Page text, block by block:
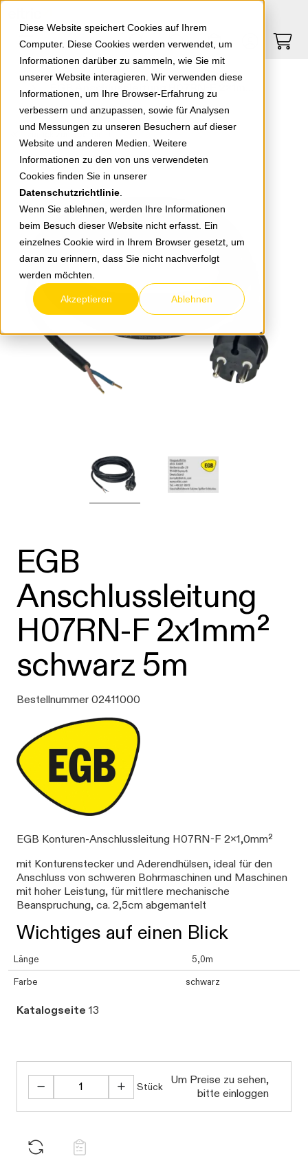
Diese Website speichert Cookies auf Ihrem
Computer. Diese Cookies werden verwendet, um
Informationen darüber zu sammeln, wie Sie mit
unserer Website interagieren. Wir verwenden diese
Informationen, um Ihre Browser-Erfahrung zu
verbessern und anzupassen, sowie für Analysen
und Messungen zu unseren Besuchern auf dieser
Website und anderen Medien. Weitere
Informationen zu den von uns verwendeten
Cookies finden Sie in unserer
Datenschutzrichtlinie
Wenn Sie ablehnen, werden Ihre Informationen
beim Besuch dieser Website nicht erfasst. Ein
einzelnes Cookie wird in Ihrem Browser gesetzt, um
daran zu erinnern, dass Sie nicht nachverfolgt
werden möchten.
Akzeptieren Ablehnen
Springe zu Hauptinhalt Springe zum Footer
0
zurück zur Übersicht
EGB
Anschlussleitung
H07RN-F 2x1mm²
schwarz 5m
Bestellnummer 02411000
EGB Konturen-Anschlussleitung H07RN-F 2x1,0mm²
mit Konturenstecker und Aderendhülsen, ideal für den
Anschluss von schweren Bohrmaschinen und Maschinen
mit hoher Leistung, für mittlere mechanische
Beanspruchung, ca. 2,5cm abgemantelt
Wichtiges auf einen Blick
Länge 5,0m
Farbe schwarz
Katalogseite 13
Stück
Um Preise zu sehen,
bitte einloggen